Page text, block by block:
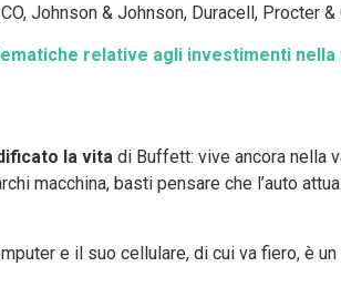
Johnson & Johnson, Duracell, Procter
relative agli investimenti
la vita di Buffett: vive ancora nella
macchina, basti pensare che l’auto
e il suo cellulare, di cui va fiero, è un